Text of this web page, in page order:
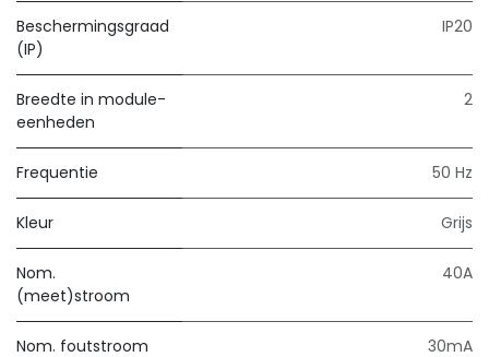
Beschermingsgraad
(IP)
IP20
Breedte in module-
eenheden
2
Frequentie 50 Hz
Kleur Grijs
Nom.
(meet)stroom
40A
Nom. foutstroom 30mA